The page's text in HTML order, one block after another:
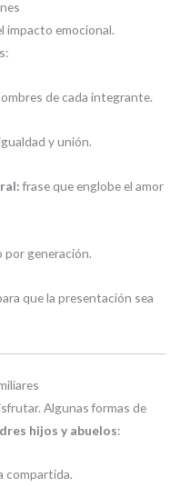
impacto emocional.
de cada integrante.
y unión.
frase que englobe el amor
por generación.
que la presentación sea
Algunas formas de
hijos y abuelos:
compartida.